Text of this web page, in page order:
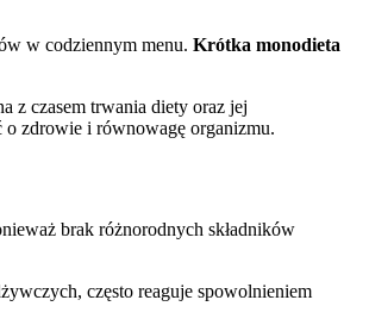
w codziennym menu. Krótka monodieta
z czasem trwania diety oraz jej
o zdrowie i równowagę organizmu.
brak różnorodnych składników
często reaguje spowolnieniem